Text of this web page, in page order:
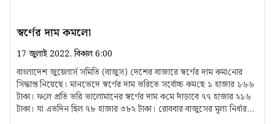
স্বর্ণের দাম কমলো
17 জুলাই 2022, বিকাল 6:00
বাংলাদেশ জুয়েলার্স সমিতি (বাজুস) দেশের বাজারে স্বর্ণের দাম কমা‌নোর
সিদ্ধান্ত নিয়েছে। মানভেদে স্বর্ণের দাম ভরিতে সর্বোচ্চ কম‌ছে ১ হাজার ১৬৬
টাকা। ফ‌লে প্রতি ভ‌রি ভালোমানের স্বর্ণের দাম ক‌মে দাঁড়াবে ৭৭ হাজার ২১৬
টাকা। যা এতদিন ছিল ৭৮ হাজার ৩৮২ টাকা। রোববার বাজুসের মূল্য নির্ধারণ